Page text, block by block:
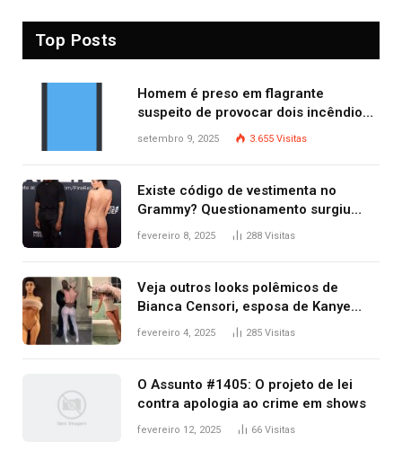
Top Posts
Homem é preso em flagrante
suspeito de provocar dois incêndios
criminosos no mesmo dia
setembro 9, 2025 3.655 Visitas
Existe código de vestimenta no
Grammy? Questionamento surgiu
após Bianca Censori, mulher de
fevereiro 8, 2025 288 Visitas
Veja outros looks polêmicos de
Bianca Censori, esposa de Kanye
West que apareceu nua no Grammy
fevereiro 4, 2025 285 Visitas
O Assunto #1405: O projeto de lei
contra apologia ao crime em shows
fevereiro 12, 2025 66 Visitas